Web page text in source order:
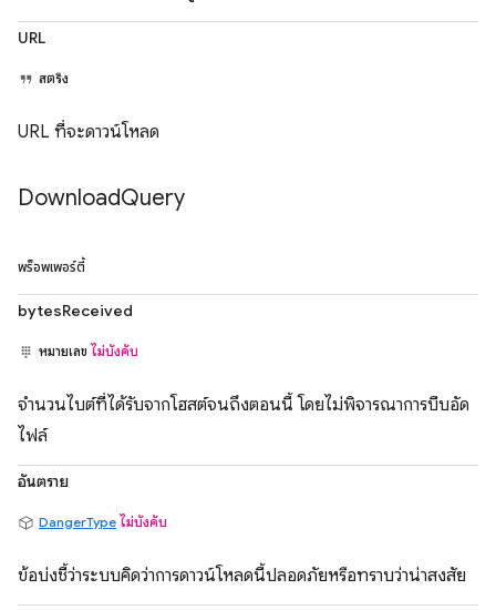
URL
สตริง
URL ที่จะดาวน์โหลด
DownloadQuery
พร็อพเพอร์ตี้
bytesReceived
หมายเลข ไม่บังคับ
จำนวนไบต์ที่ได้รับจากโฮสต์จนถึงตอนนี้ โดยไม่พิจารณาการบีบอัด
ไฟล์
อันตราย
DangerType ไม่บังคับ
ข้อบ่งชี้ว่าระบบคิดว่าการดาวน์โหลดนี้ปลอดภัยหรือทราบว่าน่าสงสัย